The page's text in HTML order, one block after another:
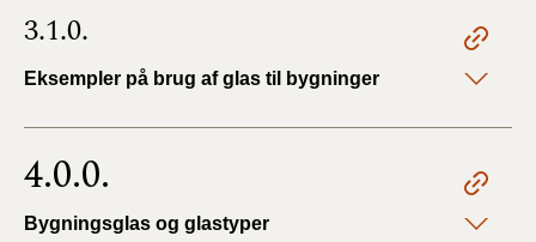
3.1.0.
Eksempler på brug af glas til bygninger
4.0.0.
Bygningsglas og glastyper